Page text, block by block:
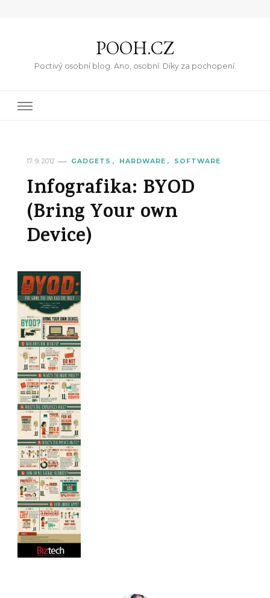
POOH.CZ
Poctivý osobní blog. Ano, osobní. Díky za pochopení.
17. 9. 2012 GADGETS HARDWARE SOFTWARE
Infografika: BYOD
(Bring Your own
Device)